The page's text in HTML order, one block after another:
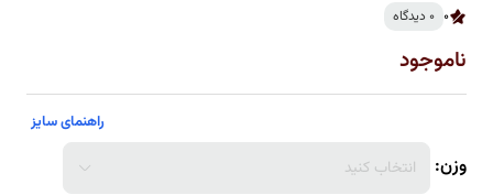
0 0 دیدگاه
ناموجود
راهنمای سایز
وزن: انتخاب کنید